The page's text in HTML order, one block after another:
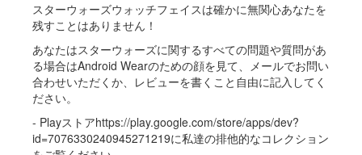
スターウォーズウォッチフェイスは確かに無関心あなたを
残すことはありません！
あなたはスターウォーズに関するすべての問題や質問があ
る場合はAndroid Wearのための顔を見て、メールでお問い
合わせいただくか、レビューを書くこと自由に記入してく
ださい。
- Playストアhttps://play.google.com/store/apps/dev?
id=7076330240945271219に私達の排他的なコレクション